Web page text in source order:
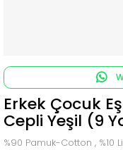
Erkek Çocuk
Cepli Yeşil (9
%90 Pamuk-Cotton , %10